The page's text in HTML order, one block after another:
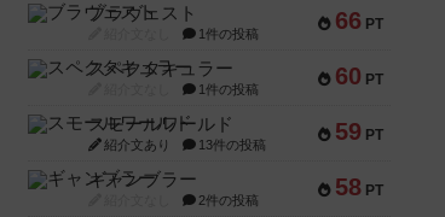
66 PT
ブラヴェスト
1件の投稿
60 PT
スペクタキュラー
1件の投稿
59 PT
スモールワールド
紹介文あり 13件の投稿
58 PT
ギャンブラー
2件の投稿